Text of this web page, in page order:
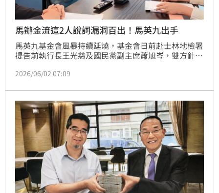
馬辦金流這2人說詞漏洞百出！馬英九出手
馬英九基金會風暴持續延燒，基金會日前赴士林地檢署
提告前執行長王光慈及國民黨副主席蕭旭岑，雙方針對
一口徑都說因為捐款人怕遭政府查水表，不願曝光，所
冊，長期存在以「無名氏」或「善心人士」名義列帳的
匿名捐款紀錄，明顯打臉蕭、王說詞，甚至2024回推1
年的上百萬元多筆捐款，也非台商，由於2人對金流細
節無法完整說
2026/06/02 07:09